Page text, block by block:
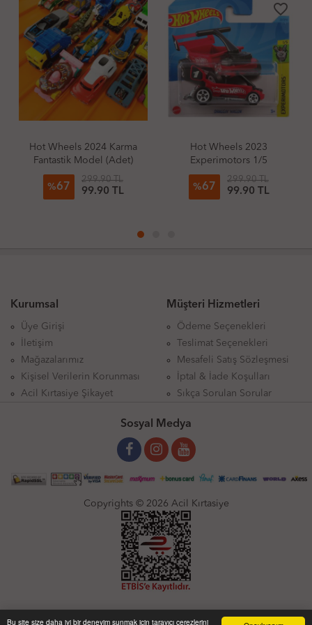
Bu site size daha iyi bir deneyim sunmak için tarayıcı çerezlerini
favorite_border
Hot Wheels 2024 Karma
Fantastik Model (Adet)
%67
299.90 TL
99.90 TL
favorite_border
Hot Wheels 2023
Experimotors 1/5
Draggin' Wagon
%67
299.90 TL
99.90 TL
Kurumsal
Üye Girişi
İletişim
Mağazalarımız
Kişisel Verilerin Korunması
Acil Kırtasiye Şikayet
Müşteri Hizmetleri
Ödeme Seçenekleri
Teslimat Seçenekleri
Mesafeli Satış Sözleşmesi
İptal & İade Koşulları
Sıkça Sorulan Sorular
Sosyal Medya
Copyrights © 2026 Acil Kırtasiye